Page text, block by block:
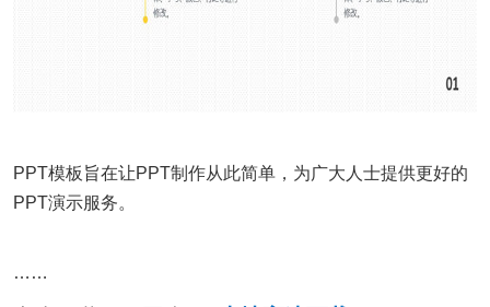
PPT模板旨在让PPT制作从此简单，为广大人士提供更好的
PPT演示服务。
……